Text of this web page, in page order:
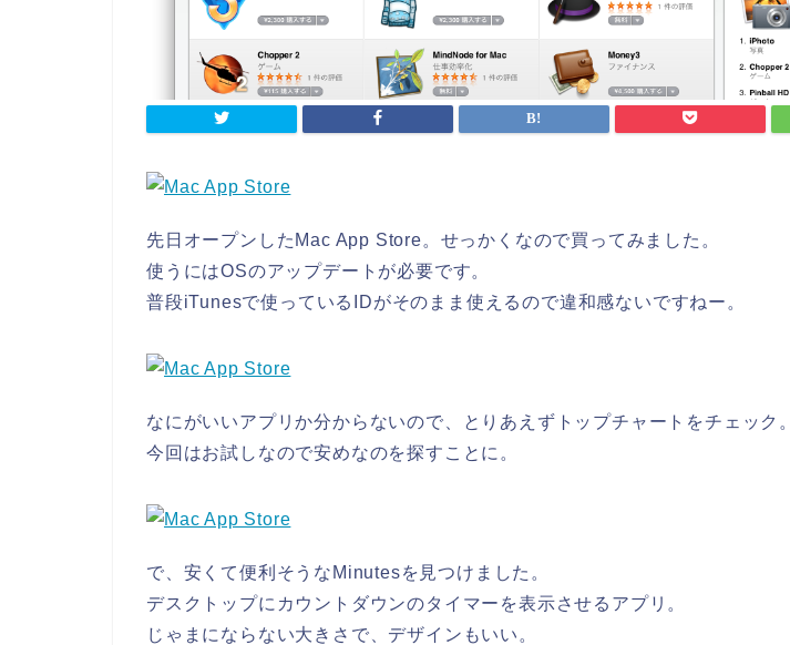
先日オープンしたMac App Store。せっかくなので買ってみました。
使うにはOSのアップデートが必要です。
普段iTunesで使っているIDがそのまま使えるので違和感ないですねー。
なにがいいアプリか分からないので、とりあえずトップチャートをチェック。
今回はお試しなので安めなのを探すことに。
で、安くて便利そうなMinutesを見つけました。
デスクトップにカウントダウンのタイマーを表示させるアプリ。
じゃまにならない大きさで、デザインもいい。